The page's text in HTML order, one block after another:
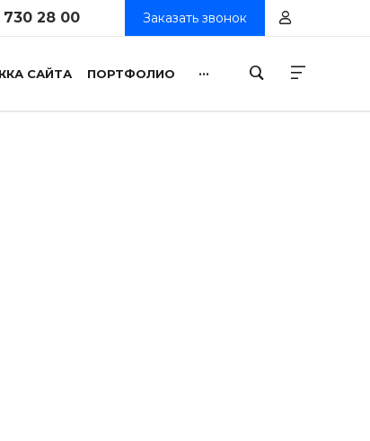
730 28 00 Заказать звонок
САЙТА ПОРТФОЛИО ...